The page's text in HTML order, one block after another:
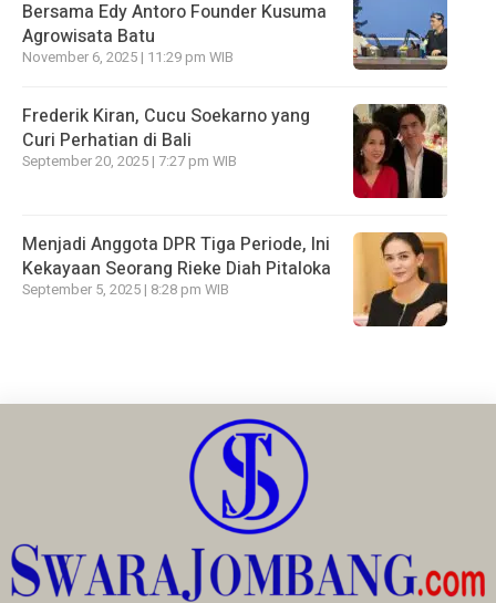
Bersama Edy Antoro Founder Kusuma
Agrowisata Batu
November 6, 2025 | 11:29 pm WIB
Frederik Kiran, Cucu Soekarno yang
Curi Perhatian di Bali
September 20, 2025 | 7:27 pm WIB
Menjadi Anggota DPR Tiga Periode, Ini
Kekayaan Seorang Rieke Diah Pitaloka
September 5, 2025 | 8:28 pm WIB